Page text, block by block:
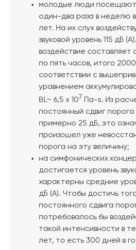
молодые люди посещают
один-два раза в неделю
лет. На их слух
звуковой уровень 115 дБ
воздействие составляет
по пять часов, итого
соответствии с
уравнением
BL~ 6,5 x 107 Па-s. Из
постоянный сдвиг порога
примерно 25 дБ, это
произошел уже
порога на эту величину;
на симфонических
достигается уровень
характерны средние
дБ (А). Чтобы достичь
постоянного сдвига
потребовалось бы
такой интенсивности в
лет, то есть 300 дней в